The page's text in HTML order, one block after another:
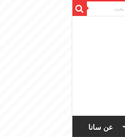
عن سانا